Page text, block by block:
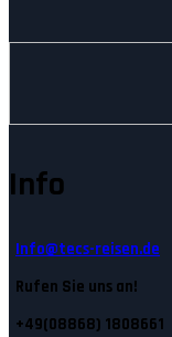
Info
Info@tecs-reisen.de
Rufen Sie uns an!
+49(08868) 1808661